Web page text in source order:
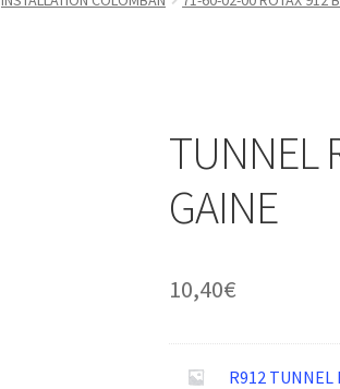
TUNNEL
GAINE
10,40€
R912 TUNNEL